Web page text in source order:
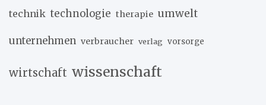
technik technologie therapie umwelt
unternehmen verbraucher verlag vorsorge
wirtschaft wissenschaft